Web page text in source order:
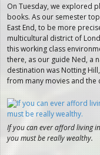
On Tuesday, we explored
books. As our semester
East End, to be more
multicultural district of
this working class
there, as our guide Ned, a
destination was Notting
from many movies and the
If you can ever afford living
you must be really wealthy.